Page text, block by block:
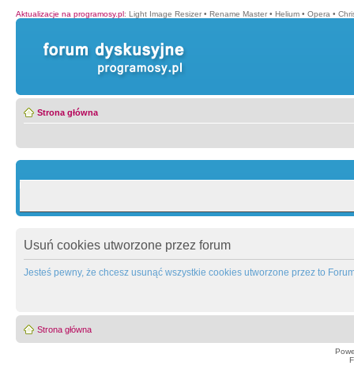
Aktualizacje na programosy.pl: Light Image Resizer • Rename Master • Helium • Opera •
Strona główna
Usuń cookies utworzone przez forum
Jesteś pewny, że chcesz usunąć wszystkie cookies utworzone przez to
Strona główna